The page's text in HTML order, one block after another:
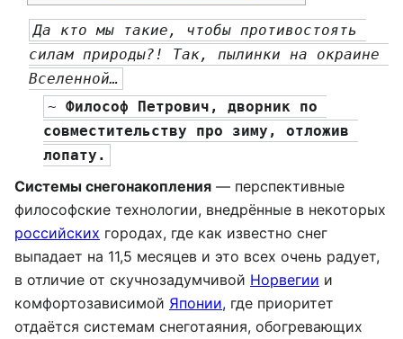
Да кто мы такие, чтобы противостоять
силам природы?! Так, пылинки на окраине
Вселенной…
~ Философ Петрович, дворник по
совместительству про зиму, отложив
лопату.
Системы снегонакопления — перспективные
философские технологии, внедрённые в некоторых
российских городах, где как известно снег
выпадает на 11,5 месяцев и это всех очень радует,
в отличие от скучнозадумчивой Норвегии и
комфортозависимой Японии, где приоритет
отдаётся системам снеготаяния, обогревающих